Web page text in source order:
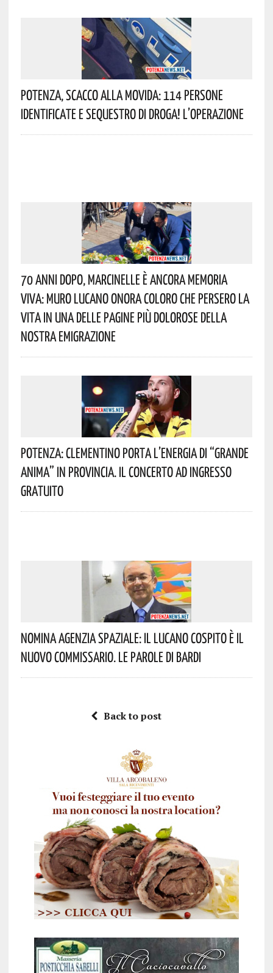
Potenza, Scacco Alla Movida: 114 Persone
Identificate E Sequestro Di Droga! L’operazione
70 Anni Dopo, Marcinelle È Ancora Memoria
Viva: Muro Lucano Onora Coloro Che Persero La
Vita In Una Delle Pagine Più Dolorose Della
Nostra Emigrazione
Potenza: Clementino Porta L’energia Di “Grande
Anima” In Provincia. Il Concerto Ad Ingresso
Gratuito
Nomina Agenzia Spaziale: Il Lucano Cospito È Il
Nuovo Commissario. Le Parole Di Bardi
Back to post